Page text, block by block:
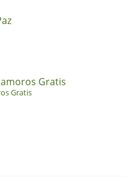
Gratis
Gratis